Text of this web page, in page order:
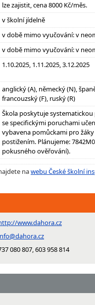
lze zajistit, cena 8000 Kč/měs.
v školní jídelně
v době mimo vyučování: v
v době mimo vyučování: v
1.10.2025, 1.11.2025, 3.12.2025
anglický (A), německý (N),
francouzský (F), ruský (R)
Škola poskytuje
se specifickými poruchami
vybavena pomůckami pro
postižením. Plánujeme:
pokusného ověřování).
nawebu České školní
www.dahora.cz
080 807, 603 958 814